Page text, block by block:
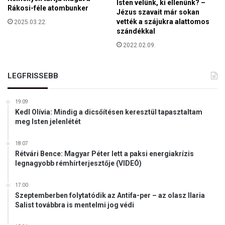
n
y
s
n
,
Rákosi-féle atombunker
2025.03.22.
Isten velünk, ki ellenünk? –
Jézus szavait már sokan
vették a szájukra alattomos
szándékkal
2022.02.09.
LEGFRISSEBB
19:09
Kedl Olívia: Mindig a dicsőítésen keresztül tapasztaltam
meg Isten jelenlétét
18:07
Rétvári Bence: Magyar Péter lett a paksi energiakrízis
legnagyobb rémhírterjesztője (VIDEÓ)
17:00
Szeptemberben folytatódik az Antifa-per – az olasz Ilaria
Salist továbbra is mentelmi jog védi